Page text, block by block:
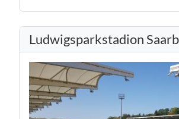
Ludwigsparkstadion